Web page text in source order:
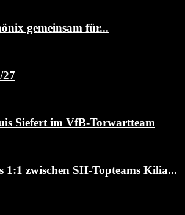
gemeinsam für...
Siefert im VfB-Torwartteam
1:1 zwischen SH-Topteams Kilia...